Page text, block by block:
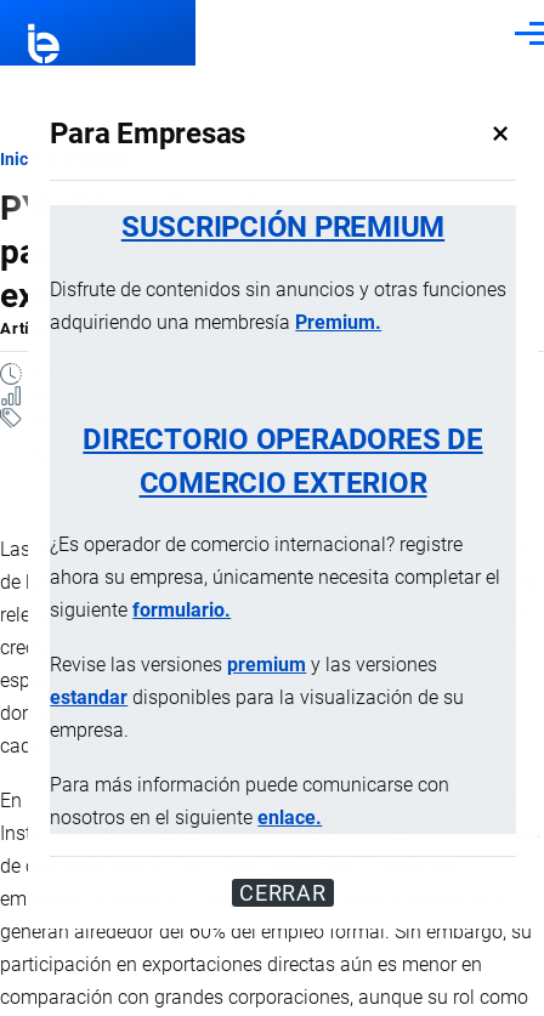
Para Empresas ×
SUSCRIPCIÓN PREMIUM
Disfrute de contenidos sin anuncios y otras funciones
adquiriendo una membresía Premium.
DIRECTORIO OPERADORES DE
COMERCIO EXTERIOR
¿Es operador de comercio internacional? registre
ahora su empresa, únicamente necesita completar el
siguienteformulario.
Revise las versionespremium y las versiones
estandar disponibles para la visualización de su
empresa.
Para más información puede comunicarse con
nosotros en el siguienteenlace.
CERRAR
Ruta
de
navegación
Inicio
PYMES en Ecuador y su
participación en el comercio
exterior
ArtículoporJaime Mise, 20 Abril, 2026
Operaciones internacionales
Las pequeñas y medianas empresas (PYMES) representan uno
de los pilares más importantes de la economía ecuatoriana. Su
relevancia no solo se limita al mercado interno, sino que ha ido
creciendo progresivamente en el ámbito del
especialmente en actividades deimportación
donde cada vez más empresas de menor escala participan en
cadenas globales de valor.
En Ecuador, según datos consolidados de entidades como el
Instituto Nacional de Estadística y Censos (INEC) y organismos
de comercio exterior, las micro, pequeñas y medianas
empresas representan más del 90% del tejido empresarial y
generan alrededor del 60% del empleo formal. Sin embargo, su
participación en exportaciones directas aún es menor en
comparación con grandes corporaciones, aunque su rol como